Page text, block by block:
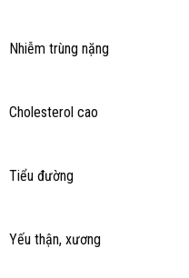
Nhiễm trùng nặng
Cholesterol cao
Tiểu đường
Yếu thận, xương